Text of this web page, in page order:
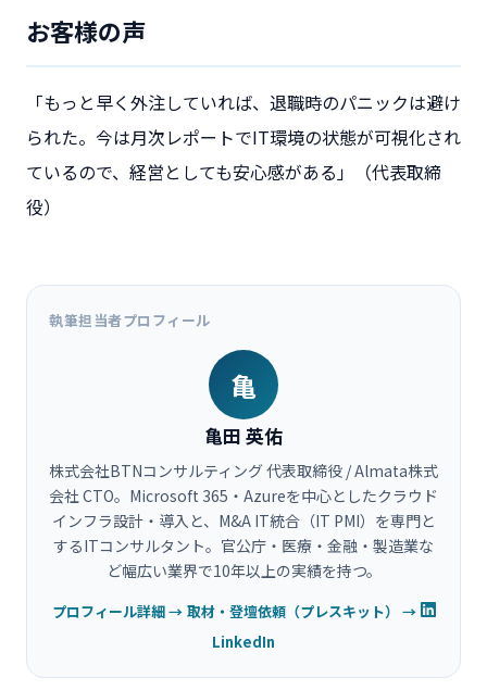
お客様の声
「もっと早く外注していれば、退職時のパニックは避け
られた。今は月次レポートでIT環境の状態が可視化され
ているので、経営としても安心感がある」（代表取締
役）
執筆担当者プロフィール
亀
亀田 英佑
株式会社BTNコンサルティング 代表取締役 / Almata株式
会社 CTO。Microsoft 365・Azureを中心としたクラウド
インフラ設計・導入と、M&A IT統合（IT PMI）を専門と
するITコンサルタント。官公庁・医療・金融・製造業な
ど幅広い業界で10年以上の実績を持つ。
プロフィール詳細 → 取材・登壇依頼（プレスキット） →
LinkedIn